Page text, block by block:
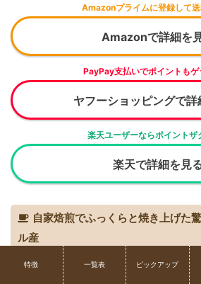
Amazonプライムに登録して送
Amazonで詳細を
PayPay支払いでポイントもゲ
ヤフーショッピングで詳
楽天ユーザーならポイントザ
楽天で詳細を見
自家焙煎でふっくらと焼き上げた
ル産
カップオブエクセレンスの称号を持つ、エ
特徴 一覧表 ピックアップ